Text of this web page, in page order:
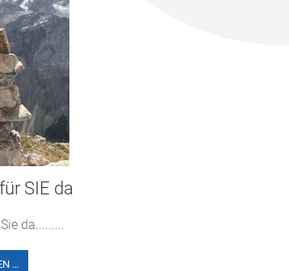
SIE da
da.........
…